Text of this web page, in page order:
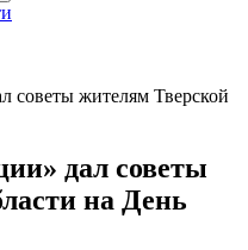
советы жителям Тверской
дал советы
на День